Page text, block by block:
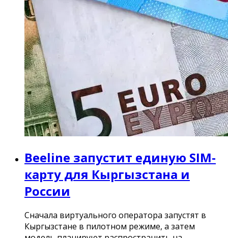
Beeline запустит единую SIM-
карту для Кыргызстана и
России
Сначала виртуального оператора запустят в
Кыргызстане в пилотном режиме, а затем